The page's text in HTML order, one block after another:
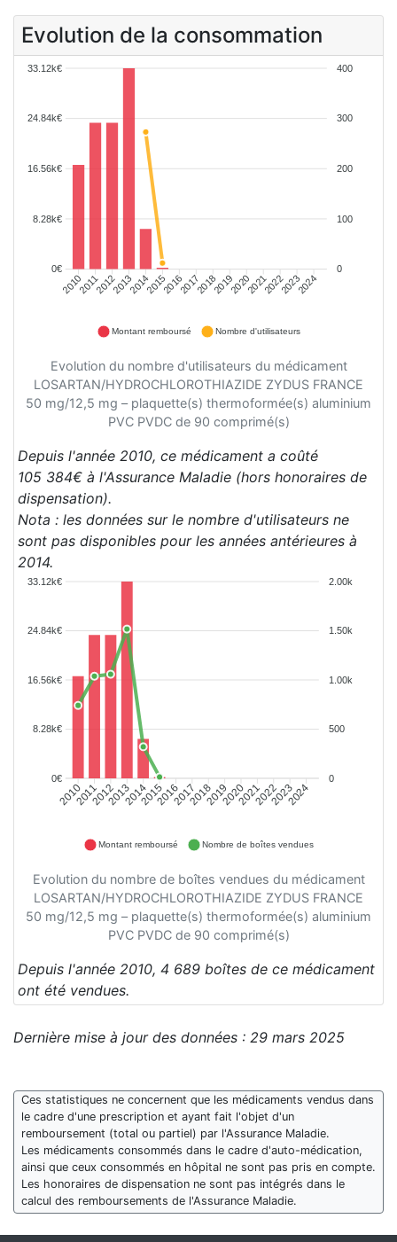
Evolution de la consommation
201020112012201320142015201620172018201920202021202220232024
400
300
200
100
0
33.12k€
24.84k€
16.56k€
8.28k€
0€
Montant remboursé Nombre d'utilisateurs
Evolution du nombre d'utilisateurs du médicament
LOSARTAN/HYDROCHLOROTHIAZIDE ZYDUS FRANCE
50 mg/12,5 mg – plaquette(s) thermoformée(s) aluminium
PVC PVDC de 90 comprimé(s)
Depuis l'année 2010, ce médicament a coûté
105 384€ à l'Assurance Maladie (hors honoraires de
dispensation).
Nota : les données sur le nombre d'utilisateurs ne
sont pas disponibles pour les années antérieures à
2014.
201020112012201320142015201620172018201920202021202220232024
2.00k
1.50k
1.00k
500
0
33.12k€
24.84k€
16.56k€
8.28k€
0€
Montant remboursé Nombre de boîtes vendues
Evolution du nombre de boîtes vendues du médicament
LOSARTAN/HYDROCHLOROTHIAZIDE ZYDUS FRANCE
50 mg/12,5 mg – plaquette(s) thermoformée(s) aluminium
PVC PVDC de 90 comprimé(s)
Depuis l'année 2010, 4 689 boîtes de ce médicament
ont été vendues.
Dernière mise à jour des données : 29 mars 2025
Ces statistiques ne concernent que les médicaments vendus dans
le cadre d'une prescription et ayant fait l'objet d'un
remboursement (total ou partiel) par l'Assurance Maladie.
Les médicaments consommés dans le cadre d'auto-médication,
ainsi que ceux consommés en hôpital ne sont pas pris en compte.
Les honoraires de dispensation ne sont pas intégrés dans le
calcul des remboursements de l'Assurance Maladie.